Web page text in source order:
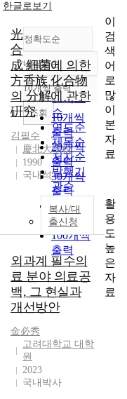
한글로보기
정확도순
정확도
순
인기도
순
연도순
제목순
저자순
발행기
관순
내림차순
내림차순
10개씩 출력
10개씩
출력
20개씩
출력
30개씩
출력
50개씩
출력
100개씩
출력
조회
光
合
成 細菌에 의한
方香族 化合物
의 分解에 관한
硏究
김필수
慶北大學校
1990
국내석사
복사/대
출신청
외과계 필수의
료 분야 의료공
백, 그 현실과
개선방안
金必秀
고려대학교 대학
원
2023
국내박사
이
검
색
어
로
많
이
본
자
료
활
용
도
높
은
자
료